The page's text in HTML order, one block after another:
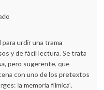
urdir una trama
y de fácil lectura. Se trata
pero sugerente, que
con uno de los pretextos
la memoria fílmica”.